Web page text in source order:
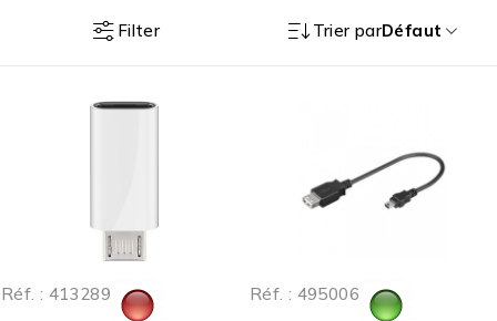
Filter Trier parDéfaut
Réf. : 413289 Réf. : 495006